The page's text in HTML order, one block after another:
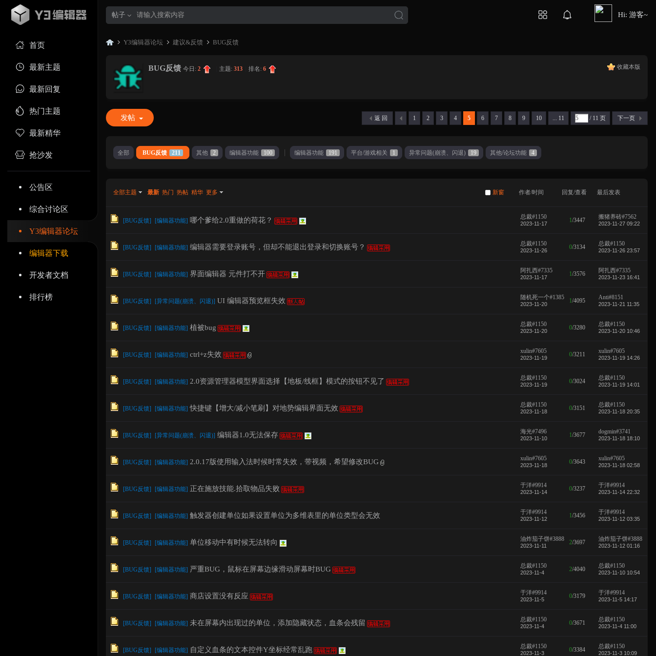
首页
最新主题
最新回复
热门主题
最新精华
抢沙发
公告区
综合讨论区
Y3编辑器论坛
编辑器下载
开发者文档
排行榜
帖子 Hi: 游客~
辑
器
坛
Y3编辑器论坛 建议&反馈 BUG反馈
收藏本版
BUG反馈 今日:2 主题:313 排名:6
1 2 3 4 5 6 7 8 9 10 ... 11 / 11 页 下一页
返 回
发帖
全部 BUG反馈 211 其他 2 编辑器功能 100 编辑器功能 191 平台/游戏相关 1 异常问题(崩溃、闪退) 19 其他/论坛功能 4
新窗
全部主题 最新 热门 热帖 精华 更多 作者/时间 回复/查看 最后发表
[BUG反馈] [编辑器功能] 哪个爹给2.0重做的荷花？ 总裁#1150
2023-11-17 1/3447 搬猪养砖#7562
2023-11-27 09:22
[BUG反馈] [编辑器功能] 编辑器需要登录账号，但却不能退出登录和切换账号？ 总裁#1150
2023-11-26 0/3134 总裁#1150
2023-11-26 23:57
[BUG反馈] [编辑器功能] 界面编辑器 元件打不开 阿扎西#7335
2023-11-17 1/3576 阿扎西#7335
2023-11-23 16:41
[BUG反馈] [异常问题(崩溃、闪退)] UI 编辑器预览框失效 随机死一个#1385
2023-11-20 1/4095 Anti#8151
2023-11-21 11:35
[BUG反馈] [编辑器功能] 植被bug 总裁#1150
2023-11-20 0/3280 总裁#1150
2023-11-20 10:46
[BUG反馈] [编辑器功能] ctrl+z失效 xulin#7605
2023-11-19 0/3211 xulin#7605
2023-11-19 14:26
[BUG反馈] [编辑器功能] 2.0资源管理器模型界面选择【地板/线框】模式的按钮不见了 总裁#1150
2023-11-19 0/3024 总裁#1150
2023-11-19 14:01
[BUG反馈] [编辑器功能] 快捷键【增大/减小笔刷】对地势编辑界面无效 总裁#1150
2023-11-18 0/3151 总裁#1150
2023-11-18 20:35
[BUG反馈] [异常问题(崩溃、闪退)] 编辑器1.0无法保存 海光#7496
2023-11-10 1/3677 dogmin#3741
2023-11-18 18:10
[BUG反馈] [编辑器功能] 2.0.17版使用输入法时候时常失效，带视频，希望修改BUG xulin#7605
2023-11-18 0/3643 xulin#7605
2023-11-18 02:58
[BUG反馈] [编辑器功能] 正在施放技能.拾取物品失败 于洋#9914
2023-11-14 0/3237 于洋#9914
2023-11-14 22:32
[BUG反馈] [编辑器功能] 触发器创建单位如果设置单位为多维表里的单位类型会无效 于洋#9914
2023-11-12 1/3456 于洋#9914
2023-11-12 03:35
[BUG反馈] [编辑器功能] 单位移动中有时候无法转向 油炸茄子饼#3888
2023-11-11 2/3697 油炸茄子饼#3888
2023-11-12 01:16
[BUG反馈] [编辑器功能] 严重BUG，鼠标在屏幕边缘滑动屏幕时BUG 总裁#1150
2023-11-4 2/4040 总裁#1150
2023-11-10 10:54
[BUG反馈] [编辑器功能] 商店设置没有反应 于洋#9914
2023-11-5 0/3179 于洋#9914
2023-11-5 14:17
[BUG反馈] [编辑器功能] 未在屏幕内出现过的单位，添加隐藏状态，血条会残留 总裁#1150
2023-11-4 0/3671 总裁#1150
2023-11-4 11:00
[BUG反馈] [编辑器功能] 自定义血条的文本控件Y坐标经常乱跑 总裁#1150
2023-11-3 0/3384 总裁#1150
2023-11-3 10:09